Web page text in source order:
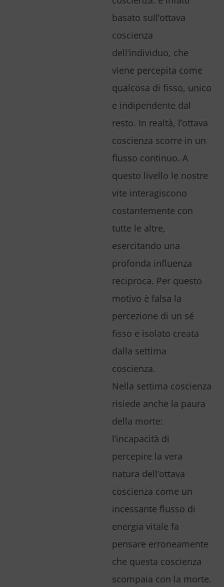
basato sull’ottava
coscienza
dell’individuo, che
viene percepita come
qualcosa di fisso, unico
e indipendente dal
resto. In realtà, l’ottava
coscienza scorre in un
flusso continuo. A
questo livello le nostre
vite interagiscono
costantemente con
tutte le altre,
esercitando una
profonda influenza
reciproca. Per questo
motivo è falsa la
percezione di un sé
fisso e isolato creata
dalla settima
coscienza.
Nella settima coscienza
risiede anche la paura
della morte:
l’incapacità di
percepire la vera
natura dell’ottava
coscienza come un
incessante flusso di
energia vitale fa
pensare erroneamente
che questa coscienza
scompaia con la morte.